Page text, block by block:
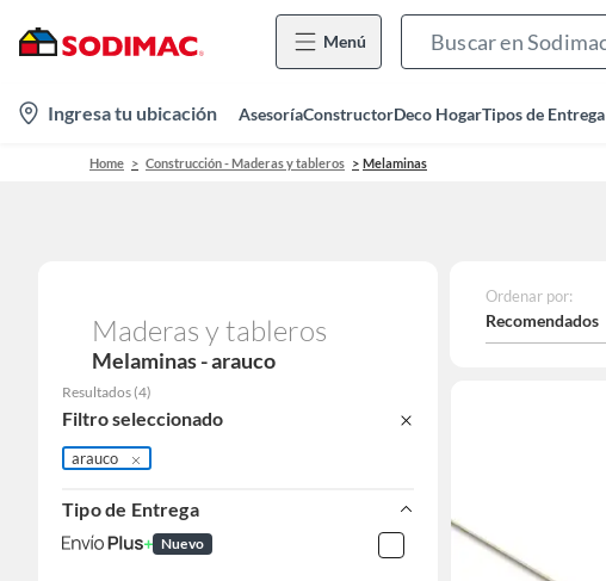
Menú
location-
icon
Ingresa tu ubicación AsesoríaConstructorDeco HogarTipos de Entrega
Home Construcción - Maderas y tableros Melaminas
Maderas y tableros
Melaminas - arauco
Resultados (4)
Filtro seleccionado
arauco
Tipo de Entrega
Nuevo
Ordenar por:
Recomendados